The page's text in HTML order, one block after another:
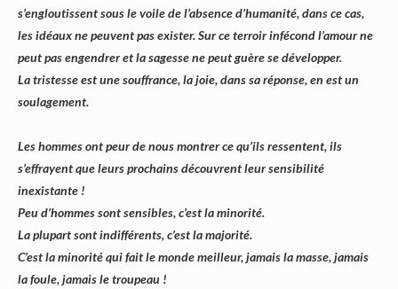
s’engloutissent sous le voile de l’absence d’humanité, dans ce cas,
les idéaux ne peuvent pas exister. Sur ce terroir infécond l’amour ne
peut pas engendrer et la sagesse ne peut guère se développer.
La tristesse est une souffrance, la joie, dans sa réponse, en est un
soulagement.
Les hommes ont peur de nous montrer ce qu’ils ressentent, ils
s’effrayent que leurs prochains découvrent leur sensibilité
inexistante !
Peu d’hommes sont sensibles, c’est la minorité.
La plupart sont indifférents, c’est la majorité.
C’est la minorité qui fait le monde meilleur, jamais la masse, jamais
la foule, jamais le troupeau !